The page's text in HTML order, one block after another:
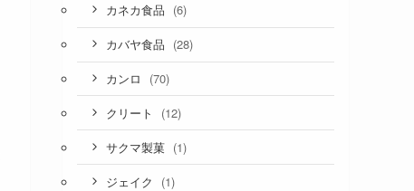
カネカ食品 (6)
カバヤ食品 (28)
カンロ (70)
クリート (12)
サクマ製菓 (1)
ジェイク (1)